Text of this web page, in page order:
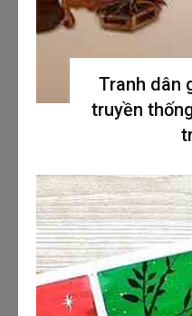
Tranh dân
truyền